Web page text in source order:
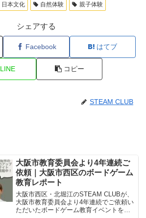
日本文化 自然体験 親子体験
シェアする
Facebook はてブ
LINE コピー
STEAM CLUB
大阪市教育委員会より4年連続ご
依頼｜大阪市西区のボードゲーム
教育レポート
大阪市西区・北堀江のSTEAM CLUBが、
大阪市教育委員会より4年連続でご依頼い
ただいたボードゲーム教育イベントをレ